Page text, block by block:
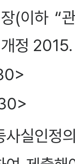
(이하 “
개정
사실인정